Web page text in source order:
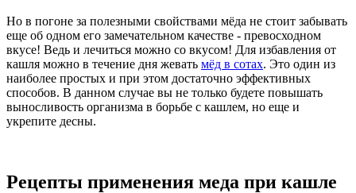
Но в погоне за полезными свойствами мёда не стоит забывать
еще об одном его замечательном качестве - превосходном
вкусе! Ведь и лечиться можно со вкусом! Для избавления от
кашля можно в течение дня жевать мёд в сотах. Это один из
наиболее простых и при этом достаточно эффективных
способов. В данном случае вы не только будете повышать
выносливость организма в борьбе с кашлем, но еще и
укрепите десны.
Рецепты применения меда при кашле